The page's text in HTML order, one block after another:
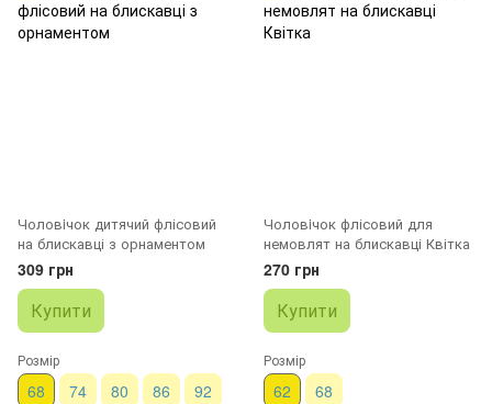
Чоловiчок дитячий флісовий
на блискавці з орнаментом
309 грн
Купити
Розмір
68 74 80 86 92
Чоловiчок флісовий для
немовлят на блискавці Квітка
270 грн
Купити
Розмір
62 68